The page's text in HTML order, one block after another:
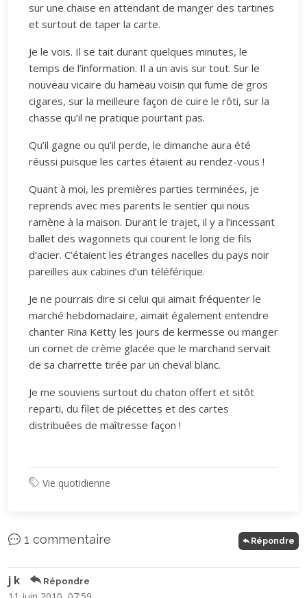
sur une chaise en attendant de manger des tartines
et surtout de taper la carte.
Je le vois. Il se tait durant quelques minutes, le
temps de l’information. Il a un avis sur tout. Sur le
nouveau vicaire du hameau voisin qui fume de gros
cigares, sur la meilleure façon de cuire le rôti, sur la
chasse qu’il ne pratique pourtant pas.
Qu’il gagne ou qu’il perde, le dimanche aura été
réussi puisque les cartes étaient au rendez-vous !
Quant à moi, les premières parties terminées, je
reprends avec mes parents le sentier qui nous
ramène à la maison. Durant le trajet, il y a l’incessant
ballet des wagonnets qui courent le long de fils
d’acier. C’étaient les étranges nacelles du pays noir
pareilles aux cabines d’un téléférique.
Je ne pourrais dire si celui qui aimait fréquenter le
marché hebdomadaire, aimait également entendre
chanter Rina Ketty les jours de kermesse ou manger
un cornet de crème glacée que le marchand servait
de sa charrette tirée par un cheval blanc.
Je me souviens surtout du chaton offert et sitôt
reparti, du filet de piécettes et des cartes
distribuées de maîtresse façon !
Vie quotidienne
1 commentaire Répondre
j k Répondre